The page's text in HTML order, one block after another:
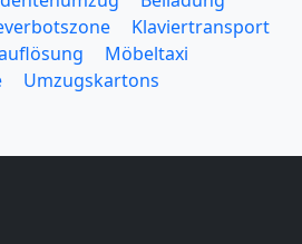
Klaviertransport
Möbeltaxi
Umzugskartons